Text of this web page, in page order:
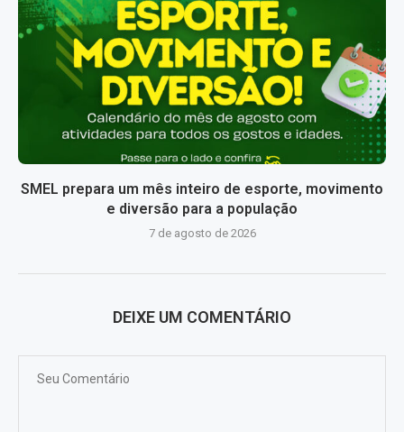
SMEL prepara um mês inteiro de esporte, movimento
e diversão para a população
7 de agosto de 2026
DEIXE UM COMENTÁRIO